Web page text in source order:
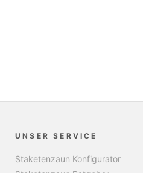
UNSER SERVICE
Staketenzaun Konfigurator